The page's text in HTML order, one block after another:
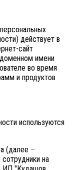
действует в
сайт
имени
во время
и продуктов
используются
(далее –
на